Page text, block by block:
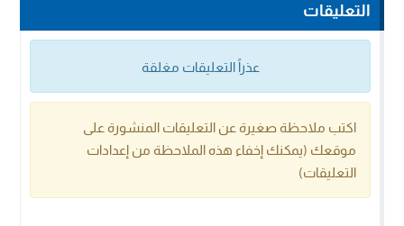
التعليقات
عذراً التعليقات مغلقة
اكتب ملاحظة صغيرة عن التعليقات المنشورة على
موقعك (يمكنك إخفاء هذه الملاحظة من إعدادات
التعليقات)